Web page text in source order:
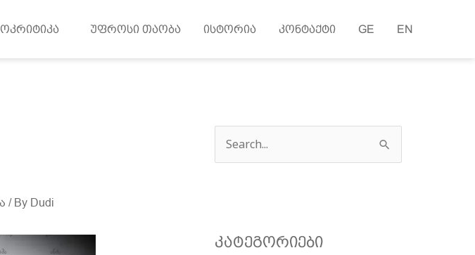
უფროსი თაობა ისტორია კონტაქტი GE EN
/ By Dudi
ა
კატეგორიები